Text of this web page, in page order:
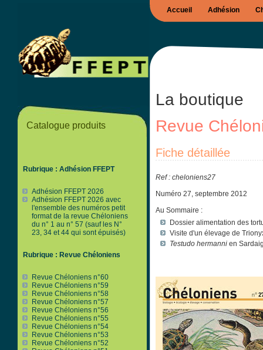
Accueil Adhésion
La boutique
Revue
Fiche détaillée
Ref : cheloniens27
Numéro 27, septembre 2012
Au Sommaire :
Dossier alimentation des
Visite d'un élevage de
Testudo hermanni en
Catalogue produits
Rubrique : Adhésion FFEPT
Adhésion FFEPT 2026
Adhésion FFEPT 2026 avec
l'ensemble des numéros petit
format de la revue Chéloniens
du n° 1 au n° 57 (sauf les N°
23, 34 et 44 qui sont épuisés)
Rubrique : Revue Chéloniens
Revue Chéloniens n°60
Revue Chéloniens n°59
Revue Chéloniens n°58
Revue Chéloniens n°57
Revue Chéloniens n°56
Revue Chéloniens n°55
Revue Chéloniens n°54
Revue Chéloniens n°53
Revue Chéloniens n°52